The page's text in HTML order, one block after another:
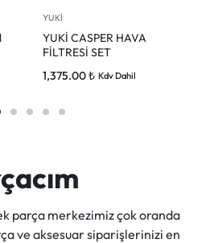
YUKİ
YUKİ CASPER HAVA
FİLTRESİ SET
1,375.00₺ Kdv Dahil
parça merkezimiz çok oranda
ve aksesuar siparişlerinizi en